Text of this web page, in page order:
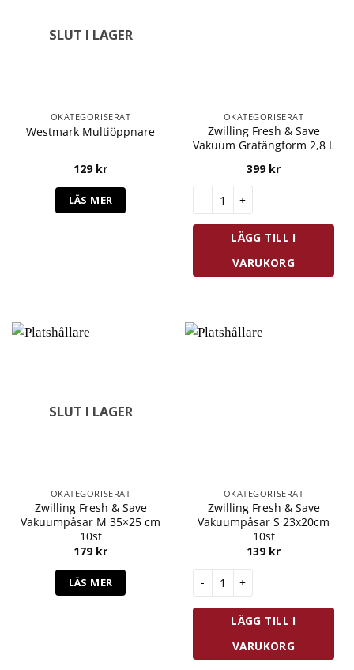
SLUT I LAGER
OKATEGORISERAT
Westmark Multiöppnare
129 kr
LÄS MER
OKATEGORISERAT
Zwilling Fresh & Save
Vakuum Gratängform 2,8 L
399 kr
LÄGG TILL I
VARUKORG
SLUT I LAGER
OKATEGORISERAT
Zwilling Fresh & Save
Vakuumpåsar M 35×25 cm
10st
179 kr
LÄS MER
OKATEGORISERAT
Zwilling Fresh & Save
Vakuumpåsar S 23x20cm
10st
139 kr
LÄGG TILL I
VARUKORG